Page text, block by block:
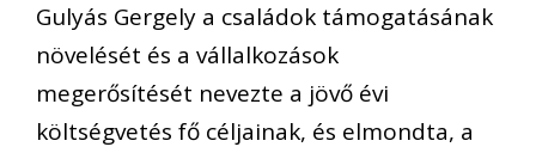
Gulyás Gergely a családok támogatásának
növelését és a vállalkozások
megerősítését nevezte a jövő évi
költségvetés fő céljainak, és elmondta, a